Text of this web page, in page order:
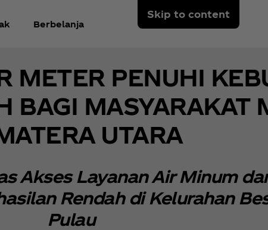
Skip to content
Berbelanja
METER PENUHI
BAGI MASYARAKAT
UTARA
Akses Layanan Air Minum
Rendah di Kelurahan
Pulau